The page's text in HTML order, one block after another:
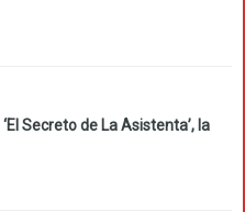
Secreto de La Asistenta’, la